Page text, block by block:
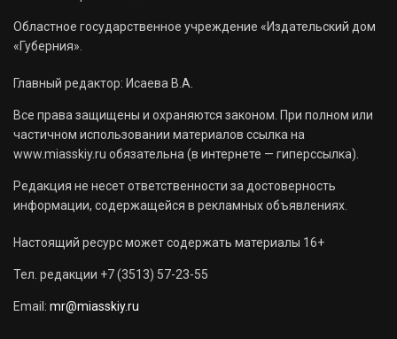
Областное государственное учреждение «Издательский дом
«Губерния».
Главный редактор: Исаева В.А.
Все права защищены и охраняются законом. При полном или
частичном использовании материалов ссылка на
www.miasskiy.ru обязательна (в интернете — гиперссылка).
Редакция не несет ответственности за достоверность
информации, содержащейся в рекламных объявлениях.
Настоящий ресурс может содержать материалы 16+
Тел. редакции +7 (3513) 57-23-55
Email: mr@miasskiy.ru